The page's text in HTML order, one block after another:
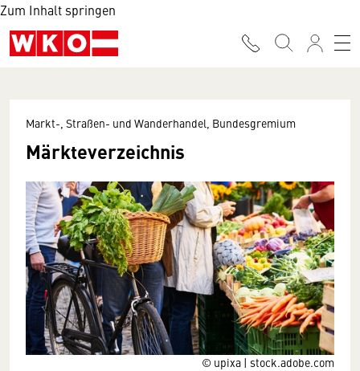
Zum Inhalt springen
© upixa | stock.adobe.com
Markt-, Straßen- und Wanderhandel, Bundesgremium
Märkteverzeichnis